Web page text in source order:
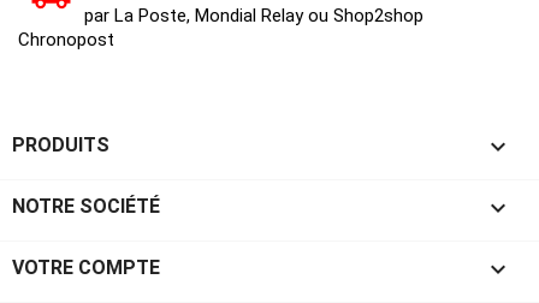
par La Poste, Mondial Relay ou Shop2shop
Chronopost
PRODUITS 
NOTRE SOCIÉTÉ 
VOTRE COMPTE 